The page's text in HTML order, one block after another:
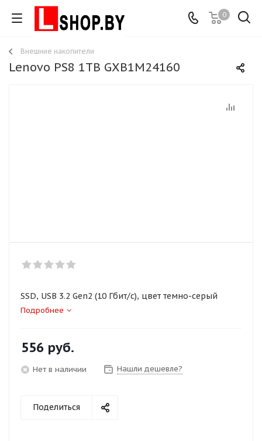
0
Внешние накопители
Lenovo PS8 1TB GXB1M24160
SSD, USB 3.2 Gen2 (10 Гбит/с), цвет темно-серый
Подробнее
556 руб.
Нет в наличии Нашли дешевле?
Поделиться